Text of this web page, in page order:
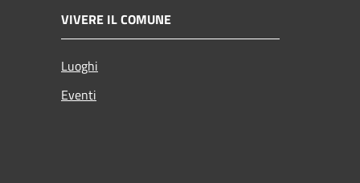
VIVERE IL COMUNE
Luoghi
Eventi